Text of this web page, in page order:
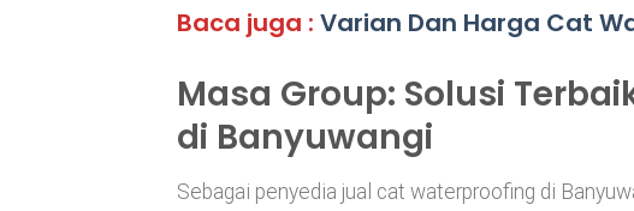
Baca juga : Varian Dan Harga Cat
Masa Group: Solusi
di Banyuwangi
Sebagai penyedia jual cat waterproofing di